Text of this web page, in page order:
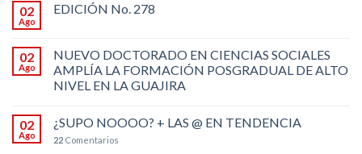
02
Ago
EDICIÓN No. 278
02
Ago
NUEVO DOCTORADO EN CIENCIAS SOCIALES
AMPLÍA LA FORMACIÓN POSGRADUAL DE ALTO
NIVEL EN LA GUAJIRA
02
Ago
¿SUPO NOOOO? + LAS @ EN TENDENCIA
22 Comentarios